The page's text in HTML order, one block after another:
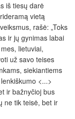
iš tiesų darė
vietą
rašė: „Toks
ir jų gynimas labai
lietuviai,
už savo teises
siekiantiems
<...>
ir bažnyčioj bus
ne tik teisė, bet ir